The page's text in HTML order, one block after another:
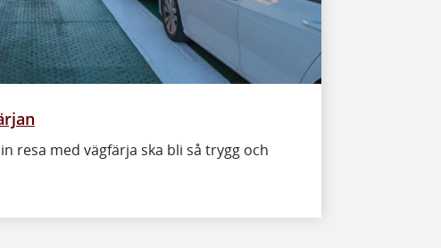
resa med vägfärja ska bli så trygg och